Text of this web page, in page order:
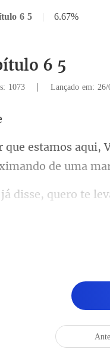
6 5 | 6.67%
6 5
1073 | Lançado em: 26/
e você far